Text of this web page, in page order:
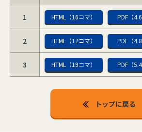
1 HTML（16コマ） PDF（
2 HTML（17コマ） PDF（
3 HTML（19コマ） PDF（
トップに戻る